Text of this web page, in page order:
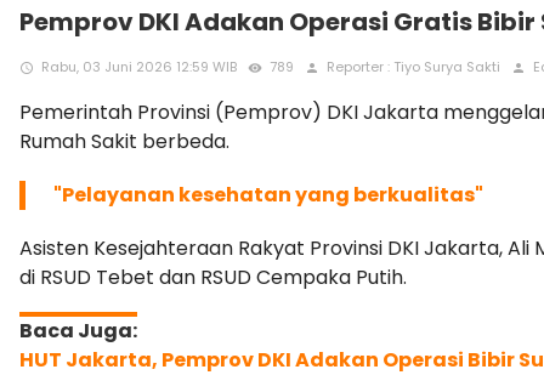
Pemprov DKI Adakan Operasi Gratis
access_time Rabu, 03 Juni 2026 12:59 WIB remove_red_eye 789 person Reporter : Tiyo Surya Sakti person
Pemerintah Provinsi (Pemprov) DKI Jakarta
Rumah Sakit berbeda.
"Pelayanan kesehatan yang berkualitas"
Asisten Kesejahteraan Rakyat Provinsi DKI Jakarta,
di RSUD Tebet dan RSUD Cempaka Putih.
HUT Jakarta, Pemprov DKI Adakan Operasi Bibir